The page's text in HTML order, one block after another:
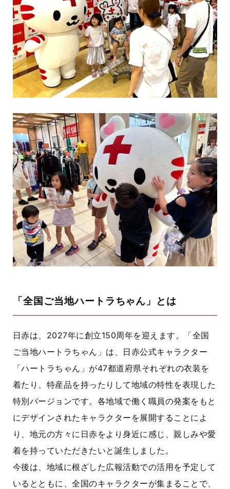
「全国ご当地ハートラちゃん」とは
日赤は、2027年に創立150周年を迎えます。「全国
ご当地ハートラちゃん」は、日赤公式キャラクター
「ハートラちゃん」が47都道府県それぞれの衣装を
着たり、特産品を持ったりして地域の特性を表現した
特別バージョンです。各地域で働く職員の発案をもと
にデザインされたキャラクターを展開することによ
り、地元の方々に日赤をより身近に感じ、親しみや愛
着を持っていただきたいと誕生しました。
今後は、地域に根ざした広報活動での活用を予定して
いるとともに、全国のキャラクターが集まることで、